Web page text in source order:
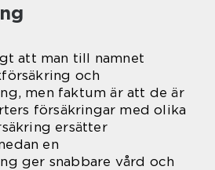
att man till namnet
och
men faktum är att de är
försäkringar med olika
ersätter
en
ger snabbare vård och